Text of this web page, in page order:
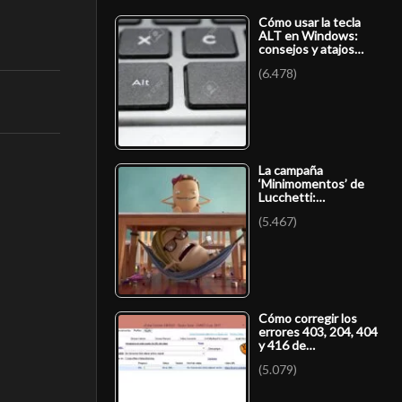
Cómo usar la tecla
ALT en Windows:
consejos y atajos…
(6.478)
La campaña
‘Minimomentos’ de
Lucchetti:…
(5.467)
Cómo corregir los
errores 403, 204, 404
y 416 de…
(5.079)